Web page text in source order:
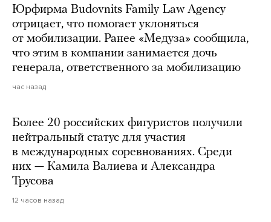
Юрфирма Budovnits Family Law Agency
отрицает, что помогает уклоняться
от мобилизации. Ранее «Медуза» сообщила,
что этим в компании занимается дочь
генерала, ответственного за мобилизацию
час назад
Более 20 российских фигуристов получили
нейтральный статус для участия
в международных соревнованиях. Среди
них — Камила Валиева и Александра
Трусова
12 часов назад